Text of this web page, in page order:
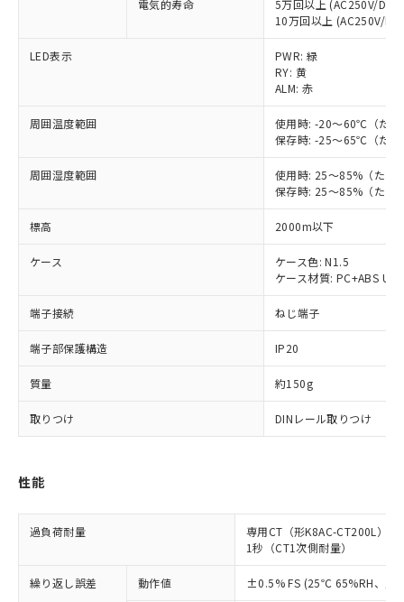
電気的寿命
5万回以上 (AC250V/
10万回以上 (AC250V/
LED表示
PWR: 緑
RY: 黄
ALM: 赤
周囲温度範囲
使用時: -20～60℃（ただ
保存時: -25～65℃（ただ
周囲湿度範囲
使用時: 25～85%（ただ
保存時: 25～85%（ただ
標高 2000m以下
ケース
ケース色: N1.5
ケース材質: PC+ABS
端子接続 ねじ端子
端子部保護構造 IP20
質量 約150g
取りつけ DINレール取りつけ
性能
過負荷耐量
専用CT（形K8AC-CT200L）
1秒（CT1次側耐量）
繰り返し誤差 動作値 ±0.5% FS (25℃ 65%RH、定
ご利用条件
以下の条件をお読みいただき、同意のうえ
本サービスは、当社制御機器事業取扱
商品の当社在庫状況および標準価格
(税抜)を提供させていただくもので
当社制御機器事業取扱商品の中には、
本サービスの対象外となる商品もある
在庫状況および標準価格照会結果は、
記載している更新日時点での社内デー
タに基づき作成されるものであり、閲
覧された時点での実際の在庫および標
準価格とは異なる場合があることをご
了承ください。
正式な納期状況および標準価格はお客
様のお取引先、またはお客様担当のオ
ムロン制御機器販売店・当社販売員に
オムロン制御機器販売店や当社販売拠
事前の承諾なく第三者に漏洩または開
示しないようお願いします。
マイパーツ機能（部品リスト作成サー
メンバーズにご登録されている必要が
有に対応した製品に切り替える予定のある
対応予定なし：EU RoHS指令（10物質）の
非含有に非対応の商品で、対応品を出す予
調査・確認中：EU RoHS指令（10物質）の
非含有の対応状況を調査中または確認中の
非該当品：ライセンス料など無形物で、有
害物質有無と関係のない商品です。
いたものが、含有品と判明した場合などや
むを得ず変更することがあります。
鉛(Pb) 1000ppm以下、 水銀(Hg) 1000ppm以下、 カド
ミウム(Cd) 100ppm以下、
六価クロム(Cr(Ⅵ)) 1000ppm以下、ポリ臭化ビフェニル
類(PBB) 1000ppm以下、ポリ臭化ジフェニルエーテル類
(PBDE) 1000ppm以下、フタル酸ビス(2-エチルヘキシ
（DBP） 1000ppm以下、フタル酸ジイソブチル
但し、RoHS指令で産業用監視および制御機器に対する
フタル酸エステル類の４物質については閾値を超える意
※2 対応予定月
部品在庫の切り替え状況などにより、予定
月が前後することがあります。
※1 中国RoHS○×表
「○」：最大均質材料含有率が中国RoHSの
基準値以下であることを示します。
「×」：最大均質材料含有率が中国RoHSの
基準値を超えていることを示します。
*中国RoHS10物質の基準値 (GB/T26572)：
Pb(鉛) :1000ppm、 Hg(水銀) : 1000ppm、 Cd(カドミウ
ム) : 100ppm、
Cr(Ⅵ)(六価クロム) : 1000ppm、 PBBs(ポリ臭化ビフェ
ニル類) : 1000ppm、 PBDEs(ポリ臭化ジフェニルエーテ
DBP(フタル酸ジブチル) : 1000ppm、 DIBP(フタル酸ジ
イソブチル) : 1000ppm、 BBP(フタル酸ブチルベンジ
DEHP(フタル酸ビス(2-エチルヘキシル)) : 1000ppm
準値以下であることを示します。
「10」：通常の使用状況下において有害物
質が外部に漏えいし、環境に深刻な影響を
及ぼさない年数を意味します。
当社は、これら貴社製品のうち、外国
為替および外国貿易法に定める商品
（以下｢規制貨物等」という）を輸出
または国外への提供する場合は、日本
国政府の輸出許可(または役務取引許
可)を取得するなどの必要な手続きを
当社は規制貨物を破棄する場合は、完
全に破砕するなど、違法に輸出されな
いよう必要な手段を講じます。
当社は貴社製品を、核兵器、ミサイ
ル、化学兵器、生物兵器またはその他
場合は、上記1、2および3の内容を当
該第三者に通知します。また当社は、
販売先および販売に係わる関係者が違
法に輸出するおそれがある場合は、取
り引きをいたしません。
○
一定数には満たないが在庫あり
－
在庫なし(最新の在庫状況につ
認ください)
白
受注生産機種、また在庫状況の
情報を公開していない機種